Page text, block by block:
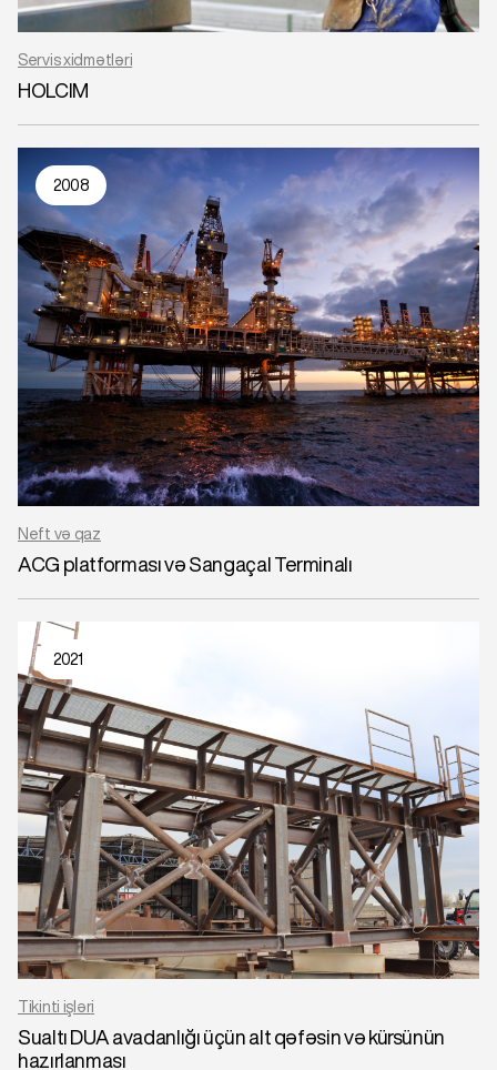
Servis xidmətləri
HOLCIM
2008
Neft və qaz
ACG platforması və Sangaçal Terminalı
2021
Tikinti işləri
Sualtı DUA avadanlığı üçün alt qəfəsin və kürsünün
hazırlanması